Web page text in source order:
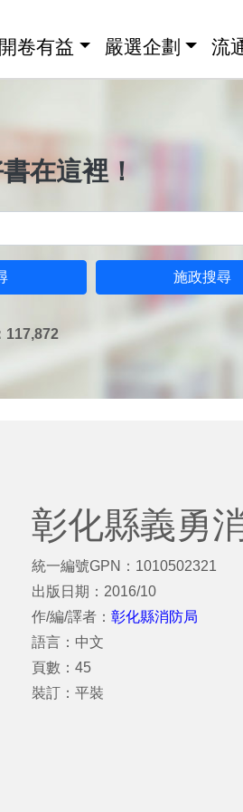
卷有益 嚴選企劃 流
在這裡！
施政搜尋
117,872
彰化縣義勇
統一編號GPN：1010502321
出版日期：2016/10
作/編/譯者： 彰化縣消防局
語言：中文
頁數：45
裝訂：平裝